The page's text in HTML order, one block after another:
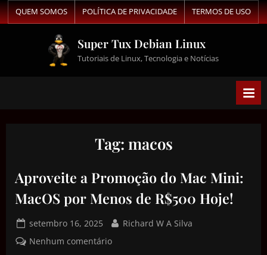
QUEM SOMOS POLÍTICA DE PRIVACIDADE TERMOS DE USO
Super Tux Debian Linux
Tutoriais de Linux, Tecnologia e Notícias
Tag: macos
Aproveite a Promoção do Mac Mini:
MacOS por Menos de R$500 Hoje!
setembro 16, 2025
Richard W A Silva
Nenhum comentário